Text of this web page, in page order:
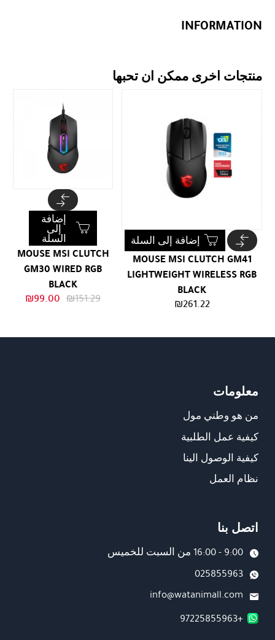
INFORMATION
منتجات اخرى ممكن ان تحبها
MOUSE MSI CLUTCH GM41
LIGHTWEIGHT WIRELESS RGB
BLACK
₪261.22
إضافة إلى السلة
MOUSE MSI CLUTCH
GM30 WIRED RGB
BLACK
₪151.29
السعر
₪151.29.
₪99.00
₪99.00.
إضافة
إلى
السلة
معلومات
من هو وطني مول
كيفية عمل الطلبية
كيفية الوصول الينا
نظام العمل
اتصل بنا
9:00 - 16:00 من السبت للخميس
025855963
info@watanimall.com
+97225855963